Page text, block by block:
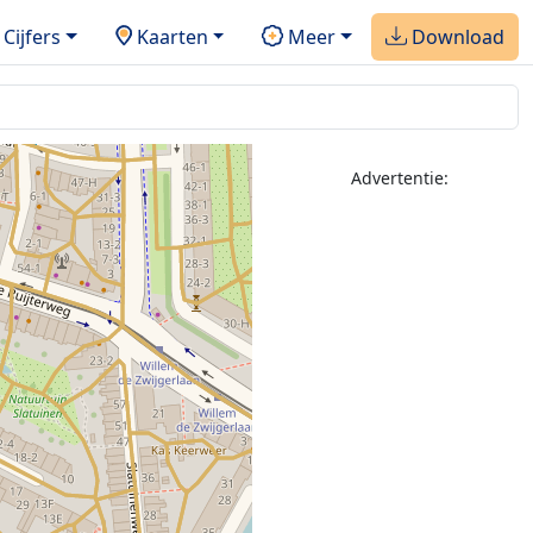
Cijfers Kaarten Meer Download
Advertentie: